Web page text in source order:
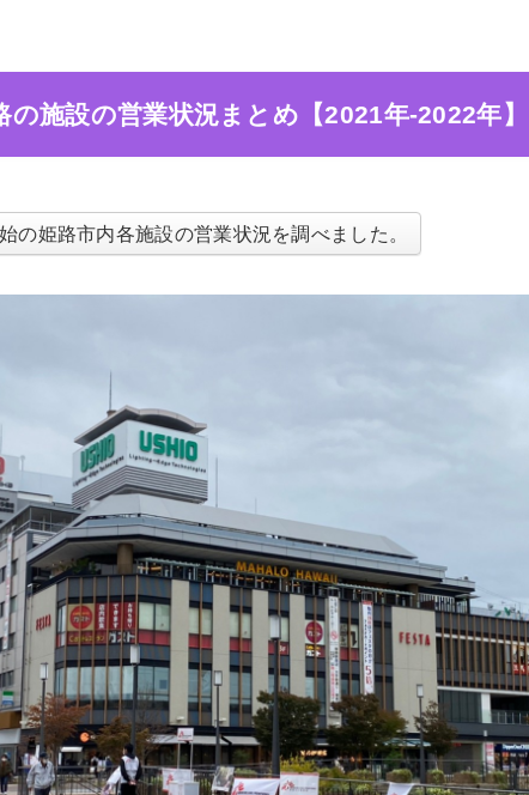
の施設の営業状況まとめ【2021年-2022年】
の姫路市内各施設の営業状況を調べました。